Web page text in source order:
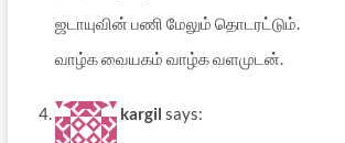
ஜடாயுவின் பணி மேலும் தொடரட்டும்.
வாழ்க வையகம் வாழ்க வளமுடன்.
kargil says: